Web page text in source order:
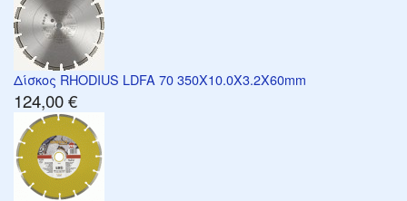
Δίσκος RHODIUS LDFA 70 350X10.0X3.2X60mm
124,00 €